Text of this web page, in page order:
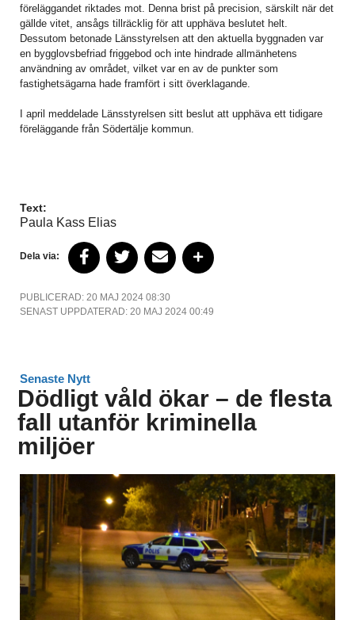
föreläggandet riktades mot. Denna brist på precision, särskilt när det
gällde vitet, ansågs tillräcklig för att upphäva beslutet helt.
Dessutom betonade Länsstyrelsen att den aktuella byggnaden var
en bygglovsbefriad friggebod och inte hindrade allmänhetens
användning av området, vilket var en av de punkter som
fastighetsägarna hade framfört i sitt överklagande.
I april meddelade Länsstyrelsen sitt beslut att upphäva ett tidigare
föreläggande från Södertälje kommun.
Text:
Paula Kass Elias
Dela via:
PUBLICERAD: 20 MAJ 2024 08:30
SENAST UPPDATERAD: 20 MAJ 2024 00:49
Senaste Nytt
Dödligt våld ökar – de flesta
fall utanför kriminella
miljöer